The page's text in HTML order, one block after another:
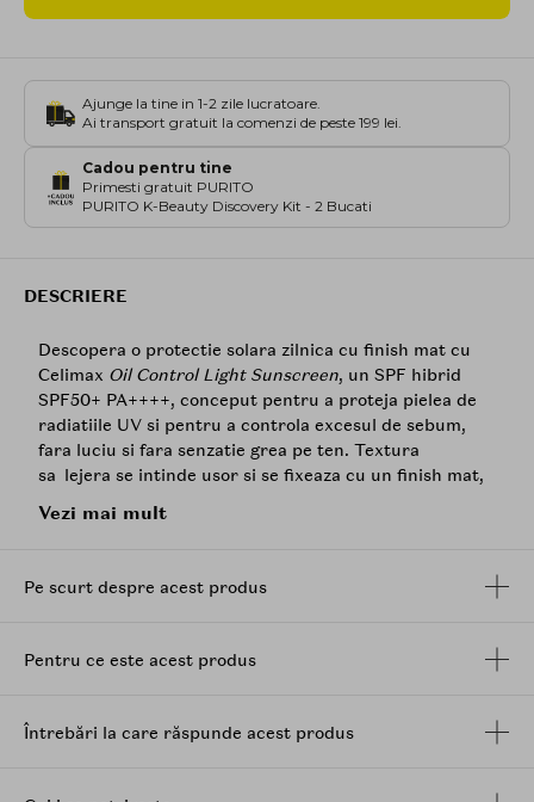
Ajunge la tine in 1-2 zile lucratoare.
Ai transport gratuit la comenzi de peste 199 lei.
Cadou pentru tine
Primesti gratuit PURITO
PURITO K-Beauty Discovery Kit - 2 Bucati
DESCRIERE
Descopera o protectie solara zilnica cu finish mat cu
Celimax Oil Control Light Sunscreen, un SPF hibrid
SPF50+ PA++++, conceput pentru a proteja pielea de
radiatiile UV si pentru a controla excesul de sebum,
fara luciu si fara senzatie grea pe ten. Textura
sa lejera se intinde usor si se fixeaza cu un finish mat,
zilei.
pentru o protectie cu spectru larg, in timp ce
echilibrarea sebumului, alaturi de ingrediente cu rol
Vezi mai mult
Pe scurt despre acest produs
Pentru ce este acest produs
Întrebări la care răspunde acest produs